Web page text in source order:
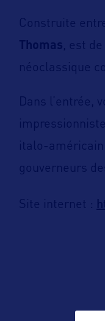
Construite
Thomas, est
néoclassique
Dans l’entrée,
italo-américain
gouverneurs
Site internet :